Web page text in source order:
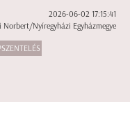
2026-06-02 17:15:41
Norbert/Nyíregyházi Egyházmegye